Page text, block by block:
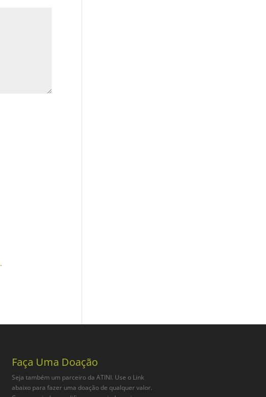
.
Faça Uma Doação
Seja também um parceiro da ATINI. Use o Link
abaixo para fazer uma doação de qualquer valor.